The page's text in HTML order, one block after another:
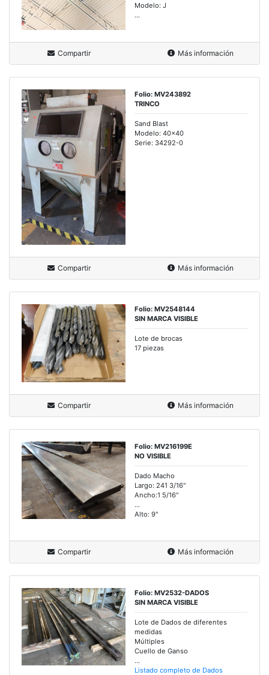
Modelo: J
...
Compartir Más información
Folio: MV243892
TRINCO
Sand Blast
Modelo: 40x40
Serie: 34292-0
Compartir Más información
Folio: MV2548144
SIN MARCA VISIBLE
Lote de brocas
17 piezas
Compartir Más información
Folio: MV216199E
NO VISIBLE
Dado Macho
Largo: 241 3/16"
Ancho:1 5/16"
...
Alto: 9"
Compartir Más información
Folio: MV2532-DADOS
SIN MARCA VISIBLE
Lote de Dados de diferentes
medidas
Múltiples
Cuello de Ganso
...
Listado completo de Dados